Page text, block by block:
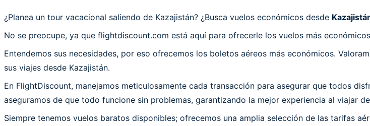
¿Planea un tour vacacional saliendo de Kazajistán? ¿Busca vuelos económicos desde
No se preocupe, ya que flightdiscount.com está aquí para ofrecerle los vuelos más
Entendemos sus necesidades, por eso ofrecemos los boletos aéreos más económicos.
sus viajes desde Kazajistán.
En FlightDiscount, manejamos meticulosamente cada transacción para asegurar que todos
aseguramos de que todo funcione sin problemas, garantizando la mejor experiencia al viajar
Siempre tenemos vuelos baratos disponibles; ofrecemos una amplia selección de las tarifas